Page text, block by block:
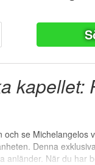
se
Denna
anländer. När du har